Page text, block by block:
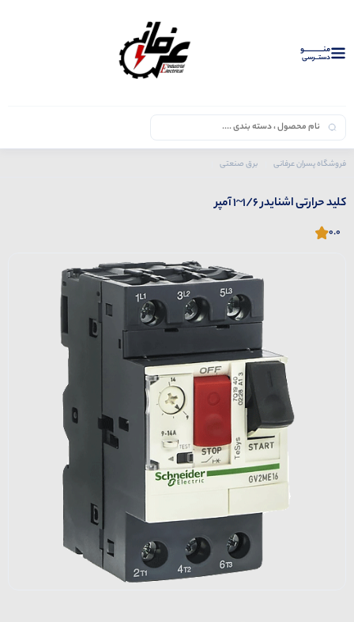
منــــــــــــو
دستــرسی
فروشگاه پسران عرفانی برق صنعتی
کلید حرارتی اشنایدر 1/6~1 آمپر
0.0